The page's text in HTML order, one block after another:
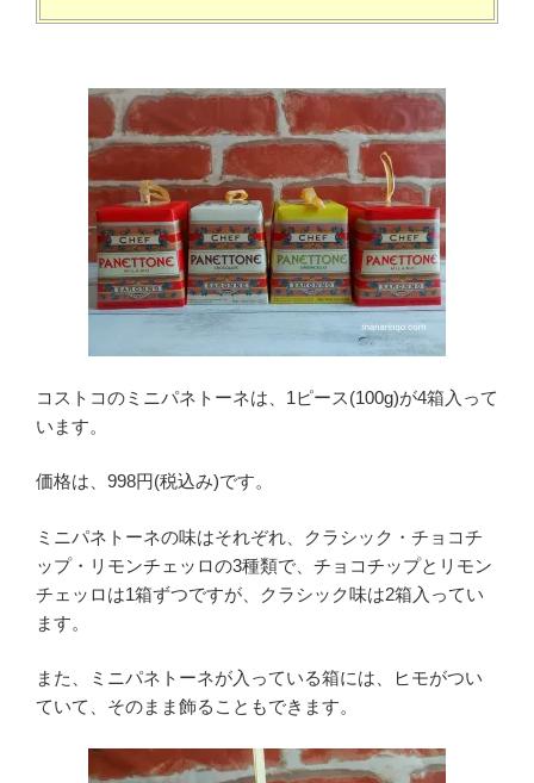
コストコのミニパネトーネは、1ピース(100g)が4箱入って
います。
価格は、998円(税込み)です。
ミニパネトーネの味はそれぞれ、クラシック・チョコチ
ップ・リモンチェッロの3種類で、チョコチップとリモン
チェッロは1箱ずつですが、クラシック味は2箱入ってい
ます。
また、ミニパネトーネが入っている箱には、ヒモがつい
ていて、そのまま飾ることもできます。